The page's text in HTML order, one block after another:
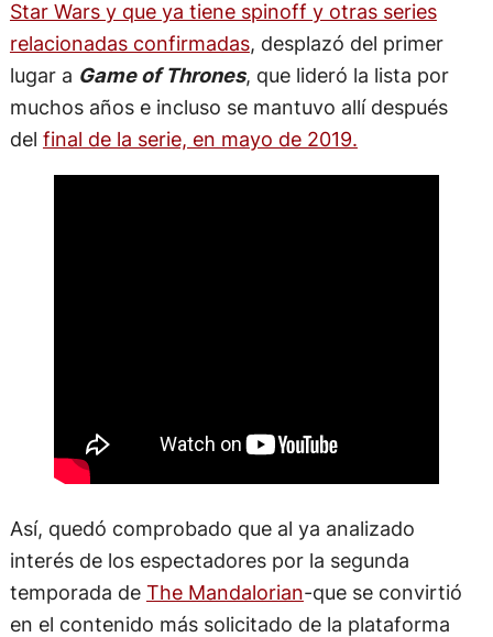
Star Wars y que ya tiene spinoff y otras series
relacionadas confirmadas, desplazó del primer
lugar a Game of Thrones, que lideró la lista por
muchos años e incluso se mantuvo allí después
del final de la serie, en mayo de 2019.
Así, quedó comprobado que al ya analizado
interés de los espectadores por la segunda
temporada de The Mandalorian-que se convirtió
en el contenido más solicitado de la plataforma